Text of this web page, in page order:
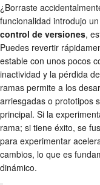
¿Borraste
funcionalidad introdujo
control de versiones,
Puedes revertir
estable con unos pocos
inactividad y la pérdida
ramas permite a los
arriesgadas o prototipos
principal. Si la
rama; si tiene éxito, se
para experimentar
cambios, lo que es
dinámico.